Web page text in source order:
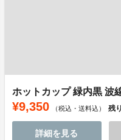
ホットカップ 緑内黒
¥9,350 （税込・送料込） 残り
詳細を見る